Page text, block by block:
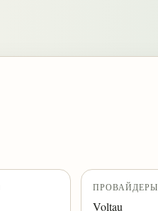
ПРОВАЙДЕРЫ
Voltau